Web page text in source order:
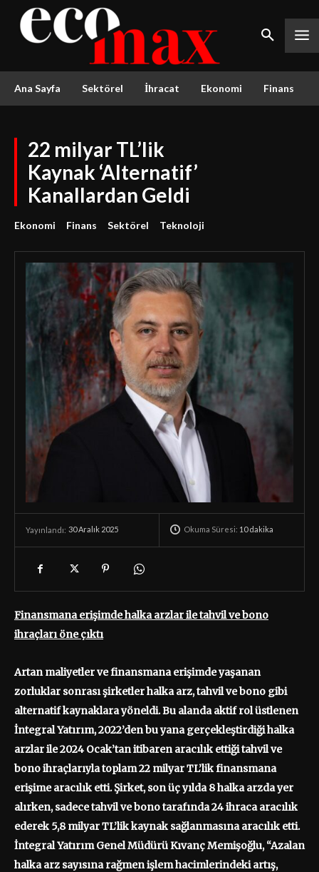
Ana Sayfa Sektörel İhracat Ekonomi Finans
22 milyar TL’lik
Kaynak ‘Alternatif’
Kanallardan Geldi
Ekonomi Finans Sektörel Teknoloji
Yayınlandı: 30 Aralık 2025 Okuma Süresi: 10dakika
Finansmana erişimde halka arzlar ile tahvil ve bono
ihraçları öne çıktı
Artan maliyetler ve finansmana erişimde yaşanan
zorluklar sonrası şirketler halka arz, tahvil ve bono gibi
alternatif kaynaklara yöneldi. Bu alanda aktif rol üstlenen
İntegral Yatırım, 2022’den bu yana gerçekleştirdiği halka
arzlar ile 2024 Ocak’tan itibaren aracılık ettiği tahvil ve
bono ihraçlarıyla toplam 22 milyar TL’lik finansmana
erişime aracılık etti. Şirket, son üç yılda 8 halka arzda yer
alırken, sadece tahvil ve bono tarafında 24 ihraca aracılık
ederek 5,8 milyar TL’lik kaynak sağlanmasına aracılık etti.
İntegral Yatırım Genel Müdürü Kıvanç Memişoğlu, “Azalan
halka arz sayısına rağmen işlem hacimlerindeki artış,